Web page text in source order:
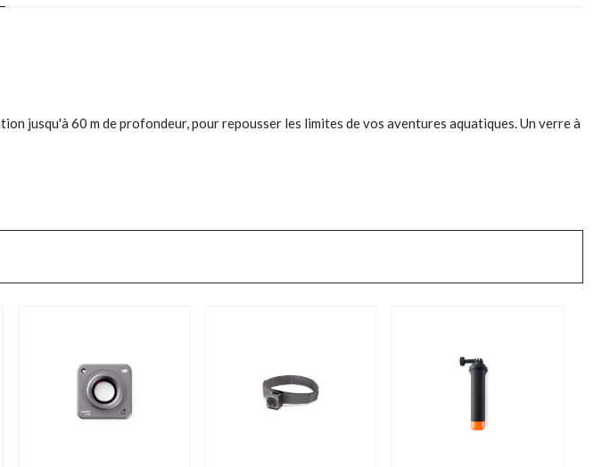
jusqu'à 60 m de profondeur, pour repousser les limites de vos aventures aquatiques. Un verre à